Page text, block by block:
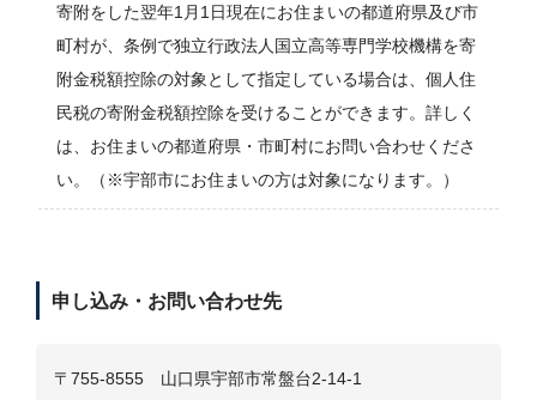
寄附をした翌年1月1日現在にお住まいの都道府県及び市
町村が、条例で独立行政法人国立高等専門学校機構を寄
附金税額控除の対象として指定している場合は、個人住
民税の寄附金税額控除を受けることができます。詳しく
は、お住まいの都道府県・市町村にお問い合わせくださ
い。（※宇部市にお住まいの方は対象になります。）
申し込み・お問い合わせ先
〒755-8555 山口県宇部市常盤台2-14-1